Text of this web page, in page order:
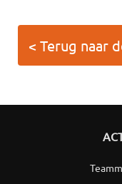
< Terug naar